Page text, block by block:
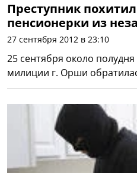
Преступник
пенсионерки из
27 сентября 2012 в 23:10
25 сентября около
милиции г. Орши